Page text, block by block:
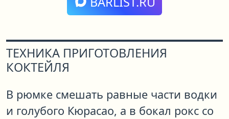
ТЕХНИКА ПРИГОТОВЛЕНИЯ
КОКТЕЙЛЯ
В рюмке смешать равные части водки
и голубого Кюрасао, а в бокал рокс со